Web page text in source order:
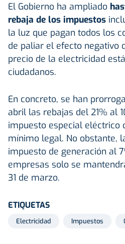
El Gobierno ha ampliado
rebaja de los impuestos
la luz que pagan todos los
de paliar el efecto negativo
precio de la electricidad
ciudadanos.
En concreto, se han
abril las rebajas del 21% al
impuesto especial eléctrico
mínimo legal. No obstante,
impuesto de generación al
empresas solo se
31 de marzo.
ETIQUETAS
Electricidad Impuestos